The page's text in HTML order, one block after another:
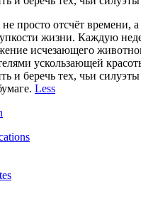
просто отсчёт времени, а
жизни. Каждую
исчезающего
ускользающей
и беречь тех, чьи
Less